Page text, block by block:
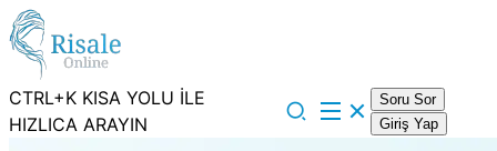
CTRL+K KISA YOLU İLE
HIZLICA ARAYIN
Soru Sor
Giriş Yap